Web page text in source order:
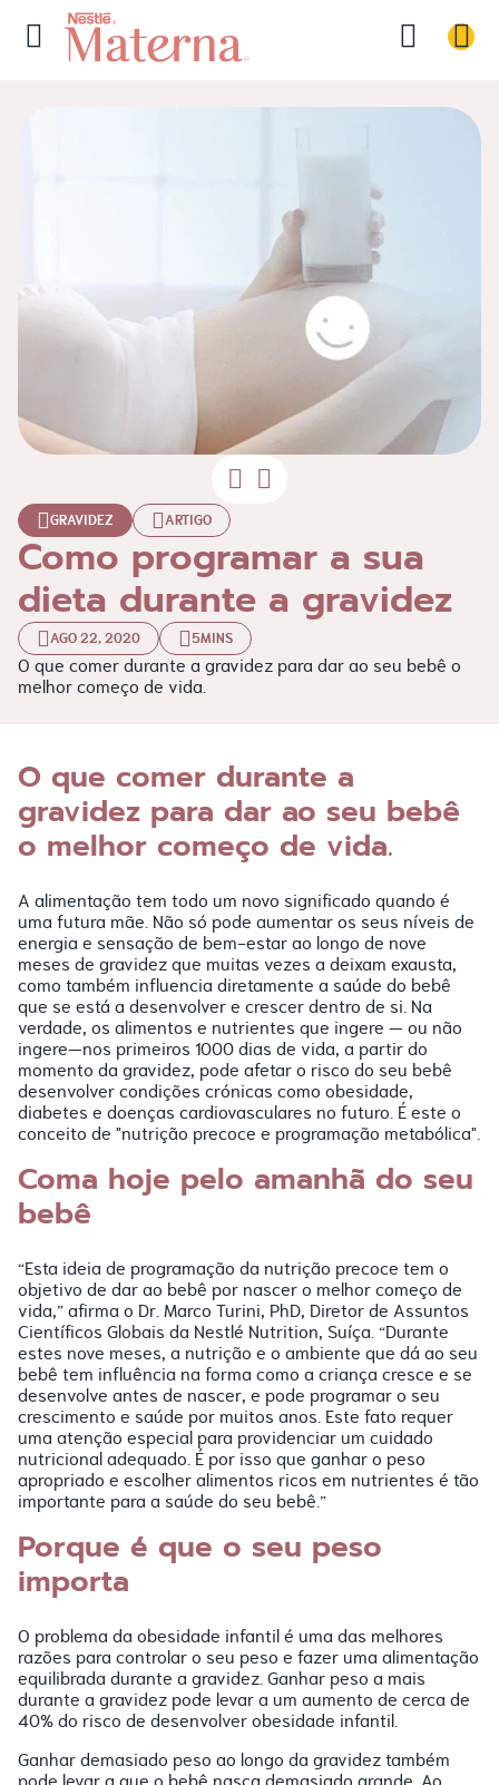
GRAVIDEZ ARTIGO
Como programar a sua
dieta durante a gravidez
AGO 22, 2020 5MINS
O que comer durante a gravidez para dar ao seu bebê o
melhor começo de vida.
O que comer durante a
gravidez para dar ao seu bebê
o melhor começo de vida.
A alimentação tem todo um novo significado quando é
uma futura mãe. Não só pode aumentar os seus níveis de
energia e sensação de bem-estar ao longo de nove
meses de gravidez que muitas vezes a deixam exausta,
como também influencia diretamente a saúde do bebê
que se está a desenvolver e crescer dentro de si. Na
verdade, os alimentos e nutrientes que ingere — ou não
ingere—nos primeiros 1000 dias de vida, a partir do
momento da gravidez, pode afetar o risco do seu bebê
desenvolver condições crónicas como obesidade,
diabetes e doenças cardiovasculares no futuro. É este o
conceito de "nutrição precoce e programação metabólica".
Coma hoje pelo amanhã do seu
bebê
“Esta ideia de programação da nutrição precoce tem o
objetivo de dar ao bebê por nascer o melhor começo de
vida,” afirma o Dr. Marco Turini, PhD, Diretor de Assuntos
Científicos Globais da Nestlé Nutrition, Suíça. “Durante
estes nove meses, a nutrição e o ambiente que dá ao seu
bebê tem influência na forma como a criança cresce e se
desenvolve antes de nascer, e pode programar o seu
crescimento e saúde por muitos anos. Este fato requer
uma atenção especial para providenciar um cuidado
nutricional adequado. É por isso que ganhar o peso
apropriado e escolher alimentos ricos em nutrientes é tão
importante para a saúde do seu bebê.”
Porque é que o seu peso
importa
O problema da obesidade infantil é uma das melhores
razões para controlar o seu peso e fazer uma alimentação
equilibrada durante a gravidez. Ganhar peso a mais
durante a gravidez pode levar a um aumento de cerca de
40% do risco de desenvolver obesidade infantil.
Ganhar demasiado peso ao longo da gravidez também